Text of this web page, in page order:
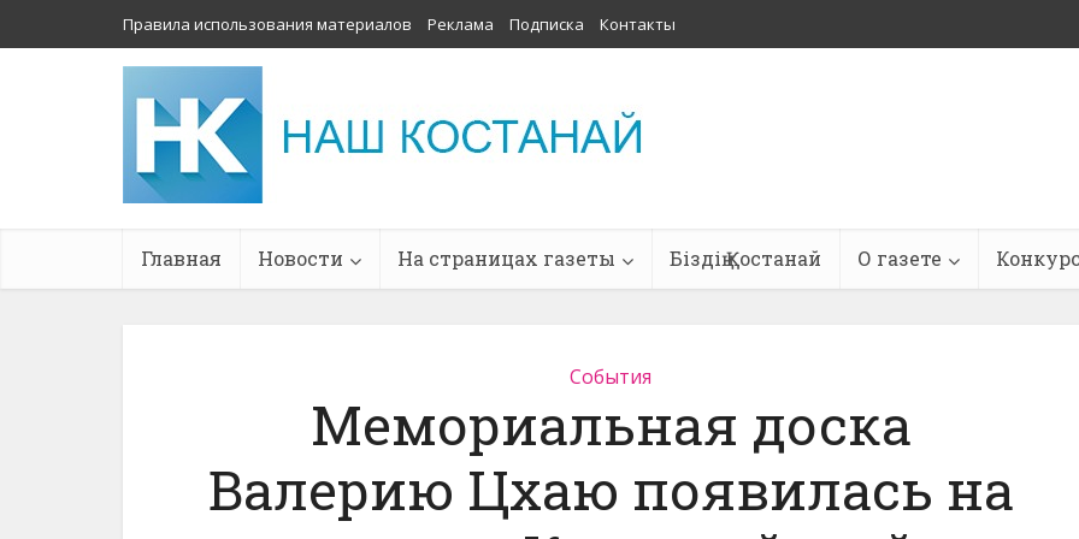
Правила использования материалов Реклама Подписка Контакты
Главная Новости На страницах газеты Біздің Қостанай О газете
События
Мемориальная доска
Валерию Цхаю появилась на